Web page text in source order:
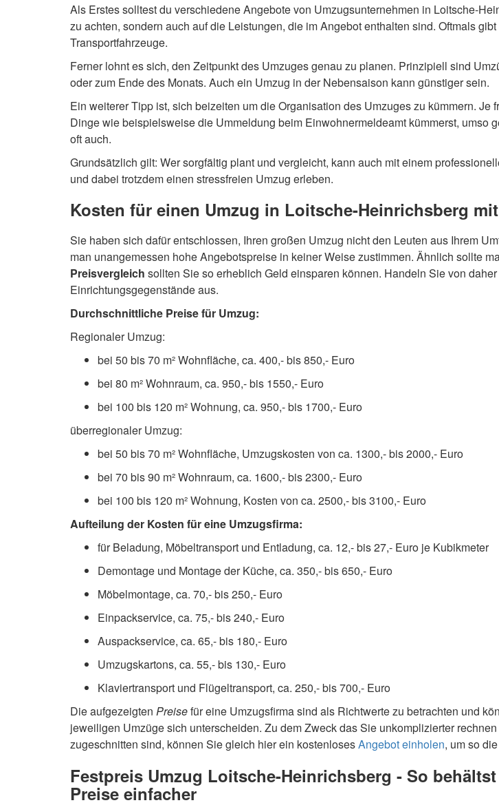
Als Erstes solltest du verschiedene Angebote von Umzugsunternehmen in Loitsche-
zu achten, sondern auch auf die Leistungen, die im Angebot enthalten sind. Oftmals
Transportfahrzeuge.
Ferner lohnt es sich, den Zeitpunkt des Umzuges genau zu planen. Prinzipiell sind
oder zum Ende des Monats. Auch ein Umzug in der Nebensaison kann günstiger sein.
Ein weiterer Tipp ist, sich beizeiten um die Organisation des Umzuges zu kümmern.
Dinge wie beispielsweise die Ummeldung beim Einwohnermeldeamt kümmerst, umso
oft auch.
Grundsätzlich gilt: Wer sorgfältig plant und vergleicht, kann auch mit einem
und dabei trotzdem einen stressfreien Umzug erleben.
Kosten für einen Umzug in Loitsche-Heinrichsberg
Sie haben sich dafür entschlossen, Ihren großen Umzug nicht den Leuten aus Ihrem
man unangemessen hohe Angebotspreise in keiner Weise zustimmen. Ähnlich sollte
Preisvergleich sollten Sie so erheblich Geld einsparen können. Handeln Sie von
Einrichtungsgegenstände aus.
Durchschnittliche Preise für Umzug:
Regionaler Umzug:
bei 50 bis 70 m² Wohnfläche, ca. 400,- bis 850,- Euro
bei 80 m² Wohnraum, ca. 950,- bis 1550,- Euro
bei 100 bis 120 m² Wohnung, ca. 950,- bis 1700,- Euro
überregionaler Umzug:
bei 50 bis 70 m² Wohnfläche, Umzugskosten von ca. 1300,- bis 2000,- Euro
bei 70 bis 90 m² Wohnraum, ca. 1600,- bis 2300,- Euro
bei 100 bis 120 m² Wohnung, Kosten von ca. 2500,- bis 3100,- Euro
Aufteilung der Kosten für eine Umzugsfirma:
für Beladung, Möbeltransport und Entladung, ca. 12,- bis 27,- Euro je Kubikmeter
Demontage und Montage der Küche, ca. 350,- bis 650,- Euro
Möbelmontage, ca. 70,- bis 250,- Euro
Einpackservice, ca. 75,- bis 240,- Euro
Auspackservice, ca. 65,- bis 180,- Euro
Umzugskartons, ca. 55,- bis 130,- Euro
Klaviertransport und Flügeltransport, ca. 250,- bis 700,- Euro
Die aufgezeigten Preisefür eine Umzugsfirma sind als Richtwerte zu betrachten und
jeweiligen Umzüge sich unterscheiden. Zu dem Zweck das Sie unkomplizierter
zugeschnitten sind, können Sie gleich hier ein kostenlosesAngebot einholen, um so die
Festpreis Umzug Loitsche-Heinrichsberg - So
Preise einfacher